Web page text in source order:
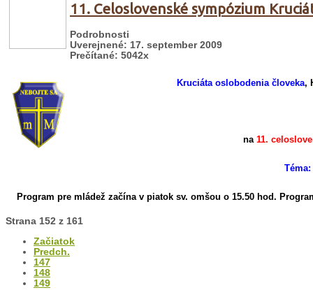
11. Celoslovenské sympózium
Podrobnosti
Uverejnené: 17. september 2009
Prečítané: 5042x
Kruciáta oslobodenia človeka,
na 11.
Program pre mládež začína v piatok sv. omšou o 15.50 hod.
Strana 152 z 161
Začiatok
Predch.
147
148
149